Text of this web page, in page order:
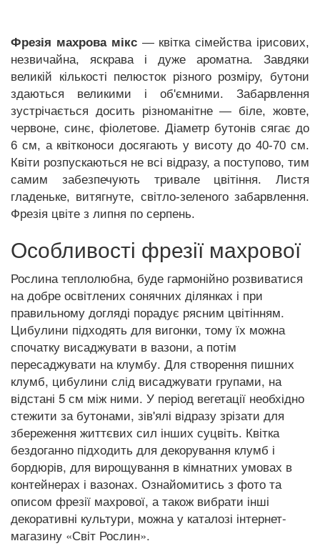
Фрезія махрова мікс— квітка сімейства ірисових,
незвичайна, яскрава і дуже ароматна. Завдяки
великій кількості пелюсток різного розміру, бутони
здаються великими і об'ємними. Забарвлення
зустрічається досить різноманітне — біле, жовте,
червоне, синє, фіолетове. Діаметр бутонів сягає до
6 см, а квітконоси досягають у висоту до 40-70 см.
Квіти розпускаються не всі відразу, а поступово, тим
самим забезпечують тривале цвітіння. Листя
гладеньке, витягнуте, світло-зеленого забарвлення.
Фрезія цвіте з липня по серпень.
Особливості фрезії махрової
Рослина теплолюбна, буде гармонійно розвиватися
на добре освітлених сонячних ділянках і при
правильному догляді порадує рясним цвітінням.
Цибулини підходять для вигонки, тому їх можна
спочатку висаджувати в вазони, а потім
пересаджувати на клумбу. Для створення пишних
клумб, цибулини слід висаджувати групами, на
відстані 5 см між ними. У період вегетації необхідно
стежити за бутонами, зів'ялі відразу зрізати для
збереження життєвих сил інших суцвіть. Квітка
бездоганно підходить для декорування клумб і
бордюрів, для вирощування в кімнатних умовах в
контейнерах і вазонах. Ознайомитись з фото та
описом фрезії махрової, а також вибрати інші
декоративні культури, можна у каталозі інтернет-
магазину «Світ Рослин».